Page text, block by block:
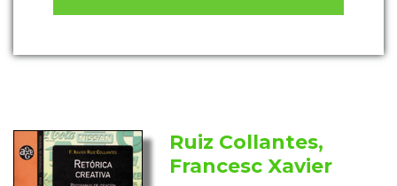
Ruiz Collantes,
Francesc Xavier